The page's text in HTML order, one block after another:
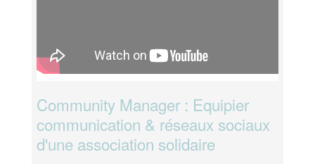
Community Manager : Equipier
communication & réseaux sociaux
d'une association solidaire